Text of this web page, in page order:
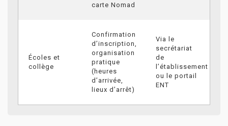
carte Nomad
Écoles et
collège
Confirmation
d’inscription,
organisation
pratique
(heures
d’arrivée,
lieux d’arrêt)
Via le
secrétariat
de
l’établissement
ou le portail
ENT